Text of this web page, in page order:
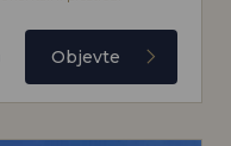
Objevte